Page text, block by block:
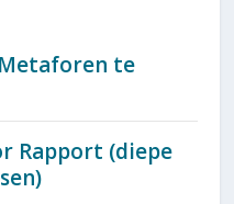
te
Rapport (diepe